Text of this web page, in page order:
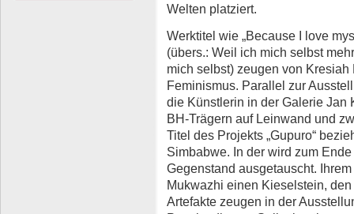
Welten platziert.
Werktitel wie „Because I love
(übers.: Weil ich mich selbst
mich selbst) zeugen von
Feminismus. Parallel zur
die Künstlerin in der Galerie Jan
BH-Trägern auf Leinwand und
Titel des Projekts „Gupuro“
Simbabwe. In der wird zum
Gegenstand ausgetauscht.
Mukwazhi einen Kieselstein,
Artefakte zeugen in der